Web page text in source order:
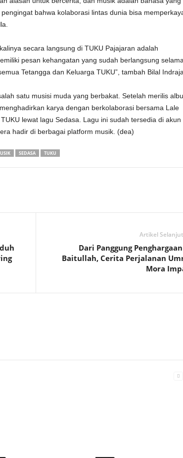
bahwa kolaborasi lintas dunia bisa
secara langsung di TUKU Pajajaran adalah
pesan kehangatan yang sudah berlangsung
Tetangga dan Keluarga TUKU”, tambah Bilal
satu musisi muda yang berbakat. Setelah merilis
karya dengan berkolaborasi bersama Lale
lewat lagu Sedasa. Lagu ini sudah tersedia di akun
hadir di berbagai platform musik. (dea)
SEDASA TUKU
Artikel
Dari Panggung
Baitullah, Cerita Perjalanan
Mora